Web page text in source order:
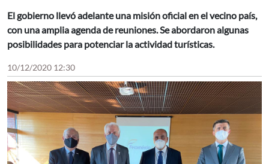
El gobierno llevó adelante una misión oficial en el vecino país,
con una amplia agenda de reuniones. Se abordaron algunas
posibilidades para potenciar la actividad turísticas.
10/12/2020 12:30